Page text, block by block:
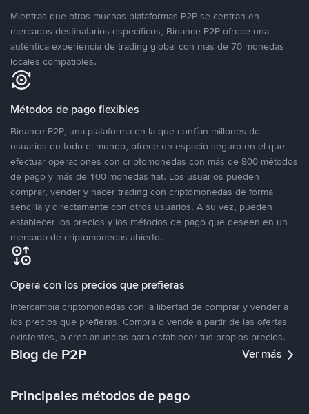
Mientras que otras muchas plataformas P2P se centran en
mercados destinatarios específicos, Binance P2P ofrece una
auténtica experiencia de trading global con más de 70 monedas
locales compatibles.
Métodos de pago flexibles
Binance P2P, una plataforma en la que confían millones de
usuarios en todo el mundo, ofrece un espacio seguro en el que
efectuar operaciones con criptomonedas con más de 800 métodos
de pago y más de 100 monedas fiat. Los usuarios pueden
comprar, vender y hacer trading con criptomonedas de forma
sencilla y directamente con otros usuarios. A su vez, pueden
establecer los precios y los métodos de pago que deseen en un
mercado de criptomonedas abierto.
Opera con los precios que prefieras
Intercambia criptomonedas con la libertad de comprar y vender a
los precios que prefieras. Compra o vende a partir de las ofertas
existentes, o crea anuncios para establecer tus propios precios.
Blog de P2P Ver más
Principales métodos de pago